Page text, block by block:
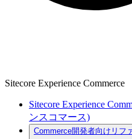
Sitecore Experience Commerce
Sitecore Experience
ンスコマース)
Commerce開発者向けリフ